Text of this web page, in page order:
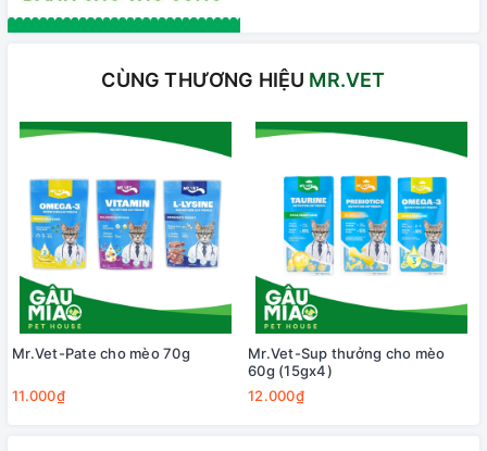
CÙNG THƯƠNG HIỆU MR.VET
Mr.Vet-Pate cho mèo 70g
11.000₫
Mr.Vet-Sup thưởng cho mèo
60g (15gx4)
12.000₫